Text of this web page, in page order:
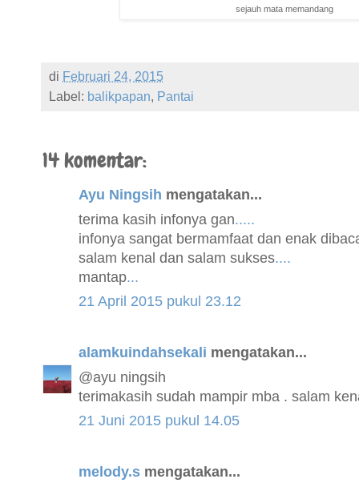
sejauh mata memandang
di Februari 24, 2015
Label: balikpapan, Pantai
14 komentar:
Ayu Ningsih mengatakan...
terima kasih infonya gan.....
infonya sangat bermamfaat dan enak
salam kenal dan salam sukses....
mantap...
21 April 2015 pukul 23.12
alamkuindahsekali mengatakan...
@ayu ningsih
terimakasih sudah mampir mba . salam
21 Juni 2015 pukul 14.05
melody.s mengatakan...